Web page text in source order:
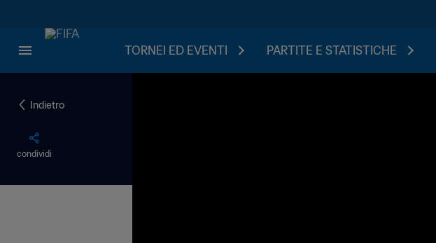
TORNEI ED EVENTI PARTITE E STATISTICHE
Indietro
condividi